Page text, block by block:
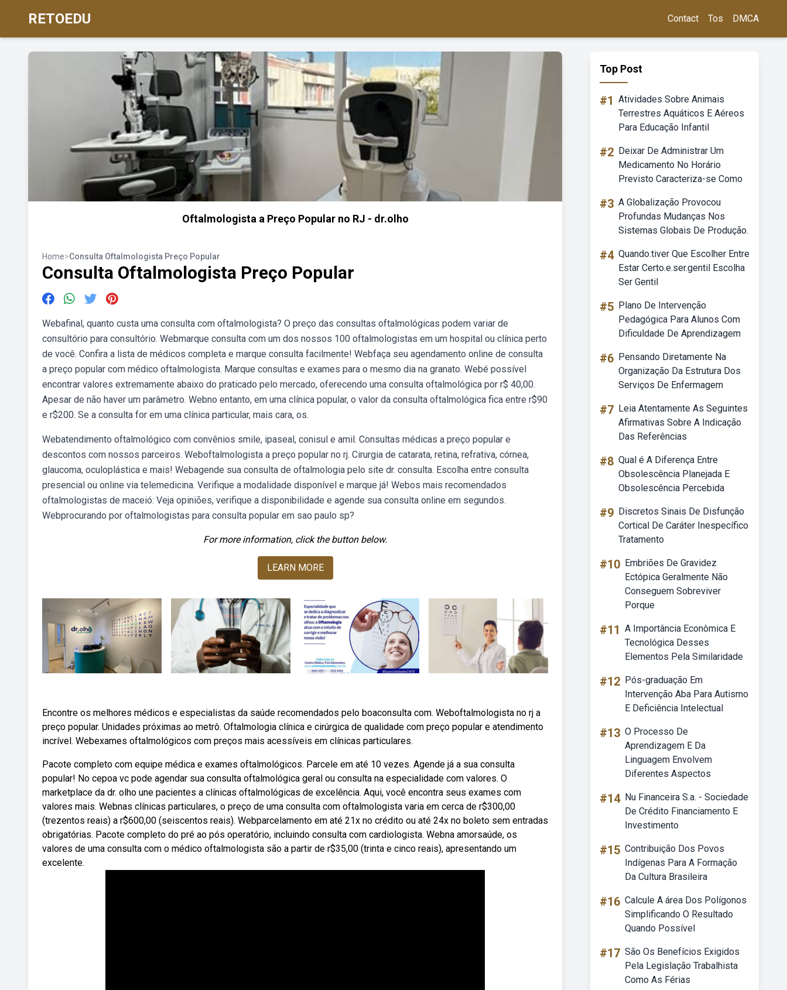
RETOEDU Contact Tos DMCA
Oftalmologista a Preço Popular no RJ - dr.olho
Home>Consulta Oftalmologista Preço Popular
Consulta Oftalmologista Preço Popular
Webafinal, quanto custa uma consulta com oftalmologista? O preço das consultas oftalmológicas podem variar de
consultório para consultório. Webmarque consulta com um dos nossos 100 oftalmologistas em um hospital ou clínica perto
de você. Confira a lista de médicos completa e marque consulta facilmente! Webfaça seu agendamento online de consulta
a preço popular com médico oftalmologista. Marque consultas e exames para o mesmo dia na granato. Webé possível
encontrar valores extremamente abaixo do praticado pelo mercado, oferecendo uma consulta oftalmológica por r$ 40,00.
Apesar de não haver um parâmetro. Webno entanto, em uma clínica popular, o valor da consulta oftalmológica fica entre r$90
e r$200. Se a consulta for em uma clínica particular, mais cara, os.
Webatendimento oftalmológico com convênios smile, ipaseal, conisul e amil. Consultas médicas a preço popular e
descontos com nossos parceiros. Weboftalmologista a preço popular no rj. Cirurgia de catarata, retina, refrativa, córnea,
glaucoma, oculoplástica e mais! Webagende sua consulta de oftalmologia pelo site dr. consulta. Escolha entre consulta
presencial ou online via telemedicina. Verifique a modalidade disponível e marque já! Webos mais recomendados
oftalmologistas de maceió: Veja opiniões, verifique a disponibilidade e agende sua consulta online em segundos.
Webprocurando por oftalmologistas para consulta popular em sao paulo sp?
For more information, click the button below.
LEARN MORE
Encontre os melhores médicos e especialistas da saúde recomendados pelo boaconsulta com. Weboftalmologista no rj a
preço popular. Unidades próximas ao metrô. Oftalmologia clínica e cirúrgica de qualidade com preço popular e atendimento
incrível. Webexames oftalmológicos com preços mais acessíveis em clínicas particulares.
Pacote completo com equipe médica e exames oftalmológicos. Parcele em até 10 vezes. Agende já a sua consulta
popular! No cepoa vc pode agendar sua consulta oftalmológica geral ou consulta na especialidade com valores. O
marketplace da dr. olho une pacientes a clínicas oftalmológicas de excelência. Aqui, você encontra seus exames com
valores mais. Webnas clínicas particulares, o preço de uma consulta com oftalmologista varia em cerca de r$300,00
(trezentos reais) a r$600,00 (seiscentos reais). Webparcelamento em até 21x no crédito ou até 24x no boleto sem entradas
obrigatórias. Pacote completo do pré ao pós operatório, incluindo consulta com cardiologista. Webna amorsaúde, os
valores de uma consulta com o médico oftalmologista são a partir de r$35,00 (trinta e cinco reais), apresentando um
excelente.
Top Post
#1 Atividades Sobre Animais
Terrestres Aquáticos E Aéreos
Para Educação Infantil
#2 Deixar De Administrar Um
Medicamento No Horário
Previsto Caracteriza-se Como
#3 A Globalização Provocou
Profundas Mudanças Nos
Sistemas Globais De Produção.
#4 Quando.tiver Que Escolher Entre
Estar Certo.e.ser.gentil Escolha
Ser Gentil
#5 Plano De Intervenção
Pedagógica Para Alunos Com
Dificuldade De Aprendizagem
#6 Pensando Diretamente Na
Organização Da Estrutura Dos
Serviços De Enfermagem
#7 Leia Atentamente As Seguintes
Afirmativas Sobre A Indicação
Das Referências
#8 Qual é A Diferença Entre
Obsolescência Planejada E
Obsolescência Percebida
#9 Discretos Sinais De Disfunção
Cortical De Caráter Inespecífico
Tratamento
#10 Embriões De Gravidez
Ectópica Geralmente Não
Conseguem Sobreviver
Porque
#11 A Importância Econômica E
Tecnológica Desses
Elementos Pela Similaridade
#12 Pós-graduação Em
Intervenção Aba Para Autismo
E Deficiência Intelectual
#13 O Processo De
Aprendizagem E Da
Linguagem Envolvem
Diferentes Aspectos
#14 Nu Financeira S.a. - Sociedade
De Crédito Financiamento E
Investimento
#15 Contribuição Dos Povos
Indígenas Para A Formação
Da Cultura Brasileira
#16 Calcule A área Dos Polígonos
Simplificando O Resultado
Quando Possível
#17 São Os Benefícios Exigidos
Pela Legislação Trabalhista
Como As Férias